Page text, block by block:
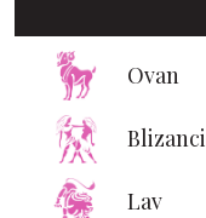
Ovan
Blizanci
Lav